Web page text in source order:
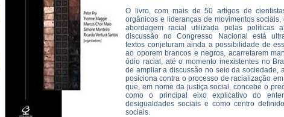
O livro, com mais de 50 artigos de
orgânicos e lideranças de movimentos
abordagem racial utilizada pelas políticas
discussão no Congresso Nacional está
textos conjeturam ainda a possibilidade de
ao oporem brancos e negros, acarretarem
ódio racial, até o momento inexistentes no
de ampliar a discussão no seio da sociedade,
posiciona contra o processo de racialização
que, em nome da justiça social, concebe o
como o principal eixo explicativo do
desigualdades sociais e como centro
sociais.